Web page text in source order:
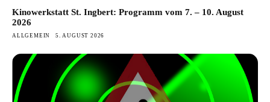
Kinowerkstatt St. Ingbert: Programm vom 7. – 10. August
2026
ALLGEMEIN 5. AUGUST 2026